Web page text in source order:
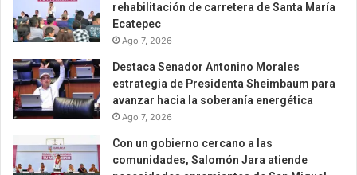
rehabilitación de carretera de Santa María
Ecatepec
Ago 7, 2026
Destaca Senador Antonino Morales
estrategia de Presidenta Sheimbaum para
avanzar hacia la soberanía energética
Ago 7, 2026
Con un gobierno cercano a las
comunidades, Salomón Jara atiende